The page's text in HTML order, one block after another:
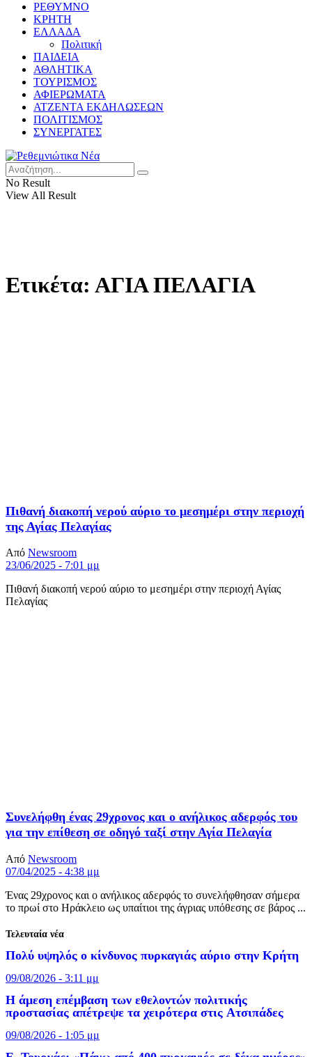
ΡΕΘΥΜΝΟ
ΚΡΗΤΗ
ΕΛΛΑΔΑ
Πολιτική
ΠΑΙΔΕΙΑ
ΑΘΛΗΤΙΚΑ
ΤΟΥΡΙΣΜΟΣ
ΑΦΙΕΡΩΜΑΤΑ
ΑΤΖΕΝΤΑ ΕΚΔΗΛΩΣΕΩΝ
ΠΟΛΙΤΙΣΜΟΣ
ΣΥΝΕΡΓΑΤΕΣ
No Result
View All Result
Ετικέτα: ΑΓΙΑ ΠΕΛΑΓΙΑ
Πιθανή διακοπή νερού αύριο το μεσημέρι στην περιοχή
της Αγίας Πελαγίας
Από Newsroom
23/06/2025 - 7:01 μμ
Πιθανή διακοπή νερού αύριο το μεσημέρι στην περιοχή Αγίας
Πελαγίας
Συνελήφθη ένας 29χρονος και o ανήλικος αδερφός του
για την επίθεση σε οδηγό ταξί στην Αγία Πελαγία
Από Newsroom
07/04/2025 - 4:38 μμ
Ένας 29χρονος και ο ανήλικος αδερφός το συνελήφθησαν σήμερα
το πρωί στο Ηράκλειο ως υπαίτιοι της άγριας υπόθεσης σε βάρος ...
Τελευταία νέα
Πολύ υψηλός ο κίνδυνος πυρκαγιάς αύριο στην Κρήτη
09/08/2026 - 3:11 μμ
Η άμεση επέμβαση των εθελοντών πολιτικής
προστασίας απέτρεψε τα χειρότερα στις Aτσιπάδες
09/08/2026 - 1:05 μμ